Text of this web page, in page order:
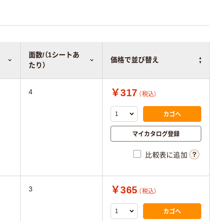
面数/（1シートあ
たり）
価格で並び替え
4 ￥317 （税込）
カゴへ
マイカタログ登録
比較表に追加
3 ￥365 （税込）
カゴへ